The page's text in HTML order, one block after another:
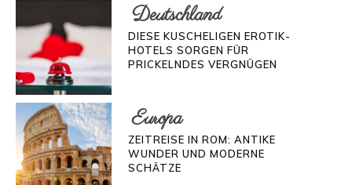
Deutschland
DIESE KUSCHELIGEN EROTIK-
HOTELS SORGEN FÜR
PRICKELNDES VERGNÜGEN
Europa
ZEITREISE IN ROM: ANTIKE
WUNDER UND MODERNE
SCHÄTZE